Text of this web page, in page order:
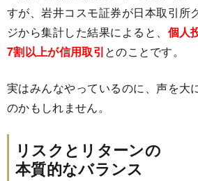
すが、岩井コスモ証券が日本取引所
ジから集計した結果によると、 個人
7割以上が信用取引とのことです。
実はみんなやっているのに、声を大
のかもしれません。
リスクとリターンの
本質的なバランス